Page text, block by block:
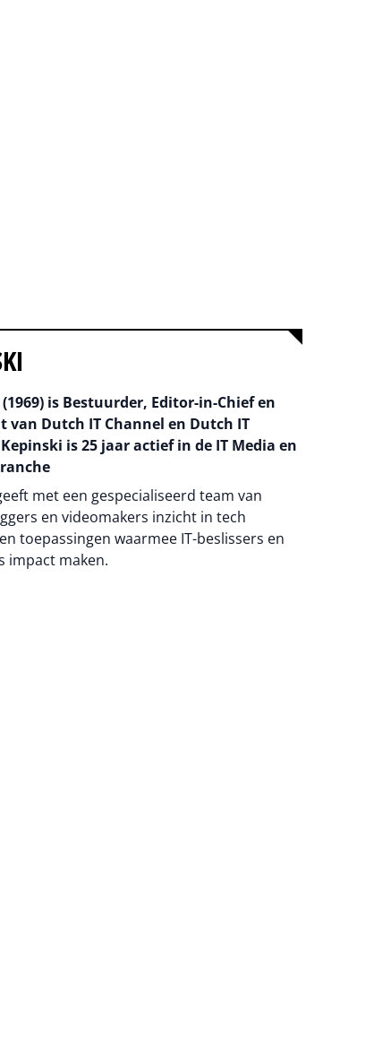
is Bestuurder, Editor-in-Chief en
van Dutch IT Channel en Dutch IT
is 25 jaar actief in de IT Media en
met een gespecialiseerd team van
en videomakers inzicht in tech
toepassingen waarmee IT-beslissers en
impact maken.